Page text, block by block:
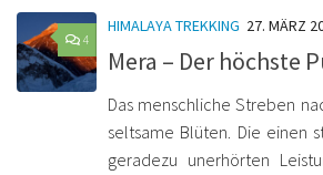
4
HIMALAYA TREKKING 27. MÄRZ
Mera – Der höchste
Das menschliche Streben
seltsame Blüten. Die einen
geradezu unerhörten